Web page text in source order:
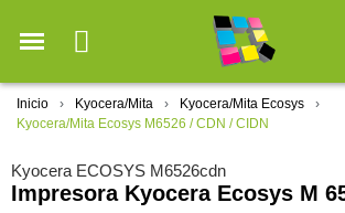
Inicio Kyocera/Mita
Kyocera/Mita Ecosys
Kyocera/Mita Ecosys M6526 / CDN / CIDN
Kyocera ECOSYS M6526cdn
Impresora Kyocera Ecosys M